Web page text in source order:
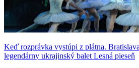
Keď rozprávka vystúpi z plátna.
legendárny ukrajinský balet Lesná pieseň